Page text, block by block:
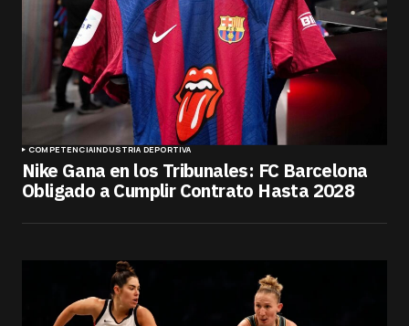
COMPETENCIAINDUSTRIA DEPORTIVA
Nike Gana en los Tribunales: FC Barcelona
Obligado a Cumplir Contrato Hasta 2028